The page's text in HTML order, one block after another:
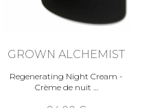
GROWN ALCHEMIST
Regenerating Night Cream -
Crème de nuit